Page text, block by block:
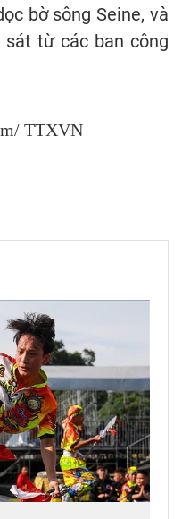
bờ sông Seine, và
sát từ các ban công
TTXVN